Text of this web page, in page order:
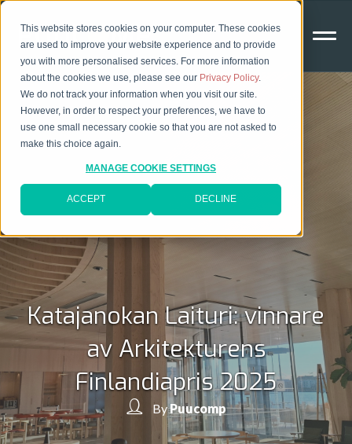
This website stores cookies on your computer. These cookies
are used to improve your website experience and to provide
you with more personalised services. For more information
about the cookies we use, please see our Privacy Policy.
We do not track your information when you visit our site.
However, in order to respect your preferences, we have to
use one small necessary cookie so that you are not asked to
make this choice again.
MANAGE COOKIE SETTINGS
ACCEPT DECLINE
Katajanokan Laituri: vinnare
av Arkitekturens
Finlandiapris 2025
ByPuucomp